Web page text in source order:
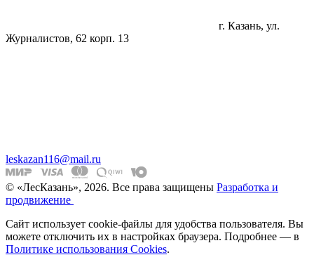
г. Казань, ул.
Журналистов, 62 корп. 13
leskazan116@mail.ru
© «ЛесКазань», 2026. Все права защищены Разработка и
продвижение
Сайт использует cookie-файлы для удобства пользователя. Вы
можете отключить их в настройках браузера. Подробнее — в
Политике использования Cookies.